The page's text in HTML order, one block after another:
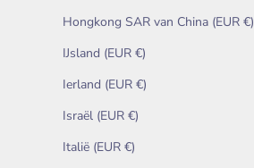
Hongkong SAR van China (EUR €)
IJsland (EUR €)
Ierland (EUR €)
Israël (EUR €)
Italië (EUR €)